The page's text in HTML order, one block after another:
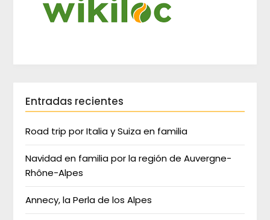
Entradas recientes
Road trip por Italia y Suiza en familia
Navidad en familia por la región de Auvergne-
Rhône-Alpes
Annecy, la Perla de los Alpes